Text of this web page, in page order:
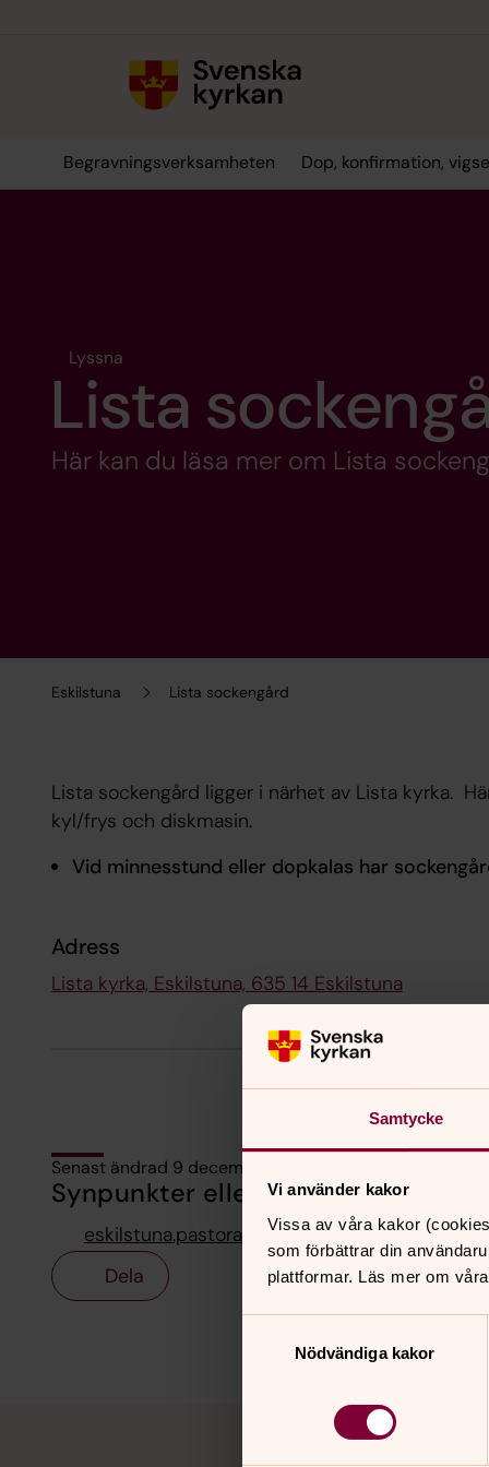
Samtycke
Vi använder kakor
Vissa av våra kakor
som förbättrar din
plattformar. Läs mer om
Nödvändiga kakor
Begravningsverksamheten Dop, konfirmation,
Eskilstuna Lista sockengård
Lyssna
Lista
Här kan du läsa mer om Lista
Lista sockengård ligger i närhet av Lista kyrka.
kyl/frys och diskmasin.
Vid minnesstund eller dopkalas har
Adress
Lista kyrka, Eskilstuna, 635 14 Eskilstuna
Senast ändrad 9 december 2024
Synpunkter eller frågor på sidans
eskilstuna.pastorat@svenskakyrkan.se
Dela